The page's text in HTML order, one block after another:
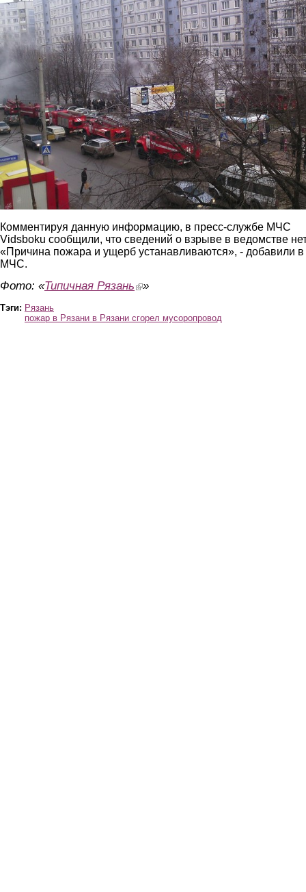
Комментируя данную информацию, в пресс-службе МЧС
Vidsboku сообщили, что сведений о взрыве в ведомстве
«Причина пожара и ущерб устанавливаются», - добавили в
МЧС.
Фото: «Типичная Рязань (link is external)
»
Тэги: Рязань
пожар в Рязани в Рязани сгорел мусоропровод